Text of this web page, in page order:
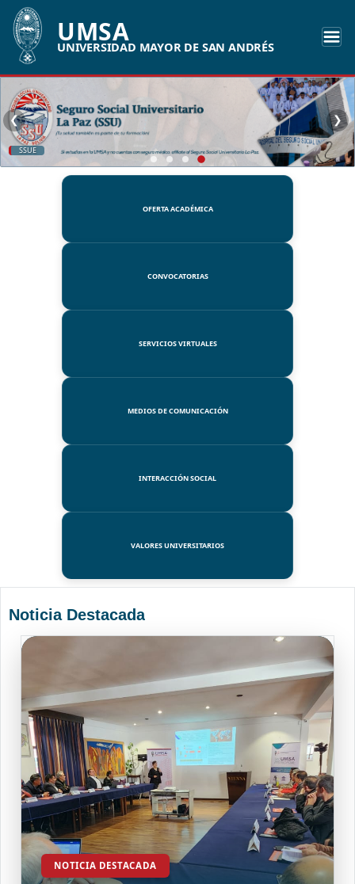
UMSA
UNIVERSIDAD MAYOR DE SAN ANDRÉS
SSUE
❮ ❯
OFERTA ACADÉMICA
CONVOCATORIAS
SERVICIOS VIRTUALES
MEDIOS DE COMUNICACIÓN
INTERACCIÓN SOCIAL
VALORES UNIVERSITARIOS
Noticia Destacada
NOTICIA DESTACADA